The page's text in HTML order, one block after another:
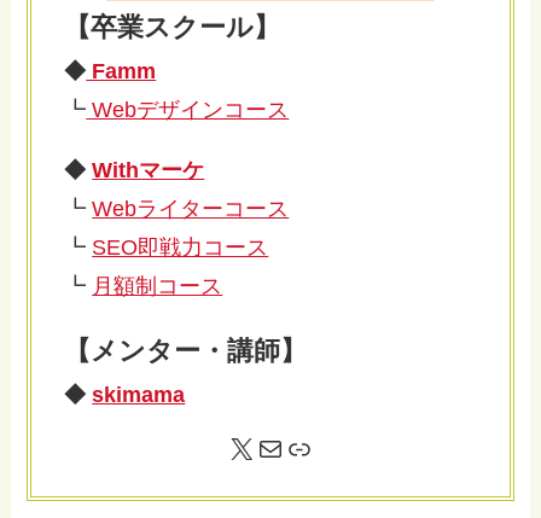
【卒業スクール】
◆ Famm
┗ Webデザインコース
◆Withマーケ
┗Webライターコース
┗ SEO即戦力コース
┗ 月額制コース
【メンター・講師】
◆skimama
X メール リンク